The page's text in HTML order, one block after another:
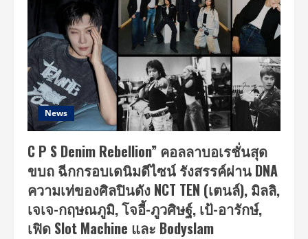
News
C P S Denim Rebellion” คอลลาบอเรชั่นสุด
ขบถ ฉีกกรอบเดนิมดีไซน์ รังสรรค์ผ่าน DNA
ความเท่ของศิลปินดัง NCT TEN (เตนล์), มิลลิ,
เจเจ-กฤษณภูมิ, โจอี้-ภูวศิษฐ์, เป้-อารักษ์,
เฟิด Slot Machine และ Bodyslam